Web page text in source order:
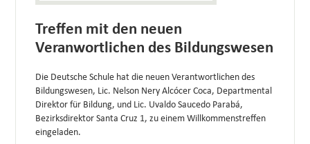
Treffen mit den neuen
Veranwortlichen des Bildungswesen
Die Deutsche Schule hat die neuen Verantwortlichen des
Bildungswesen, Lic. Nelson Nery Alcócer Coca, Departmental
Direktor für Bildung, und Lic. Uvaldo Saucedo Parabá,
Bezirksdirektor Santa Cruz 1, zu einem Willkommenstreffen
eingeladen.